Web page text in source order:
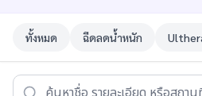
ทั้งหมด ฉีดลดน้ำหนัก